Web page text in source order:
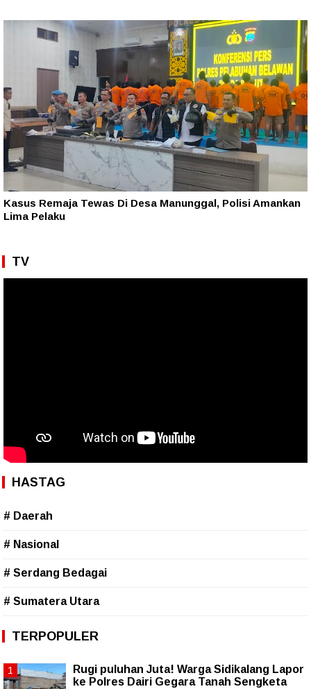
Kasus Remaja Tewas Di Desa Manunggal, Polisi Amankan
Lima Pelaku
TV
HASTAG
# Daerah
# Nasional
# Serdang Bedagai
# Sumatera Utara
TERPOPULER
Rugi puluhan Juta! Warga Sidikalang Lapor
ke Polres Dairi Gegara Tanah Sengketa